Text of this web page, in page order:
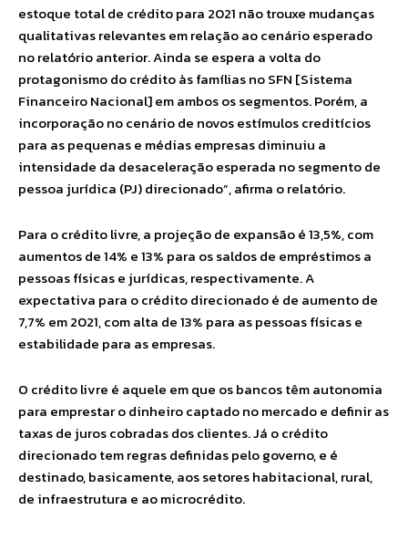
estoque total de crédito para 2021 não trouxe mudanças
qualitativas relevantes em relação ao cenário esperado
no relatório anterior. Ainda se espera a volta do
protagonismo do crédito às famílias no SFN [Sistema
Financeiro Nacional] em ambos os segmentos. Porém, a
incorporação no cenário de novos estímulos creditícios
para as pequenas e médias empresas diminuiu a
intensidade da desaceleração esperada no segmento de
pessoa jurídica (PJ) direcionado”, afirma o relatório.
Para o crédito livre, a projeção de expansão é 13,5%, com
aumentos de 14% e 13% para os saldos de empréstimos a
pessoas físicas e jurídicas, respectivamente. A
expectativa para o crédito direcionado é de aumento de
7,7% em 2021, com alta de 13% para as pessoas físicas e
estabilidade para as empresas.
O crédito livre é aquele em que os bancos têm autonomia
para emprestar o dinheiro captado no mercado e definir as
taxas de juros cobradas dos clientes. Já o crédito
direcionado tem regras definidas pelo governo, e é
destinado, basicamente, aos setores habitacional, rural,
de infraestrutura e ao microcrédito.